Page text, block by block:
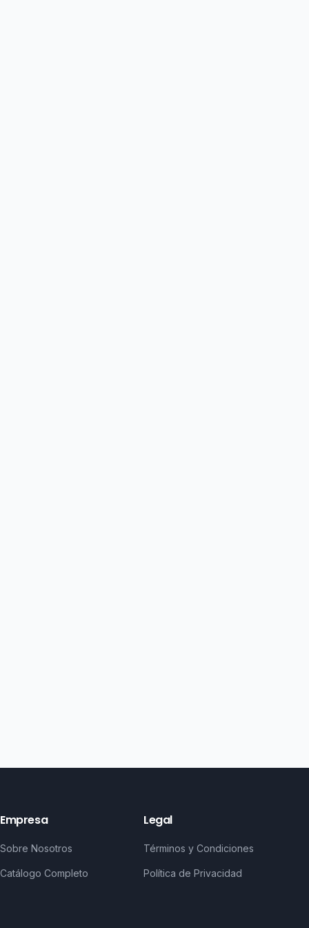
Empresa
Sobre Nosotros
Catálogo Completo
Legal
Términos y Condiciones
Política de Privacidad